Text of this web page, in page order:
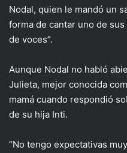
Nodal, quien le mandó un
forma de cantar uno de
de voces”.
Aunque Nodal no habló
Julieta, mejor conocida
mamá cuando respondió
de su hija Inti.
“No tengo expectativas